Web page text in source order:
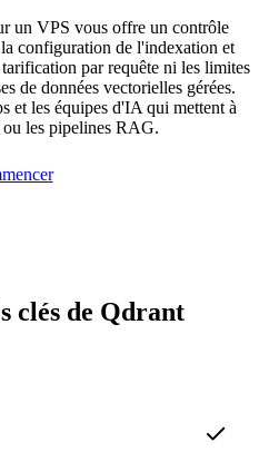
un VPS vous offre un contrôle
configuration de l'indexation et
par requête ni les limites
de données vectorielles gérées.
et les équipes d'IA qui mettent à
ou les pipelines RAG.
clés de Qdrant